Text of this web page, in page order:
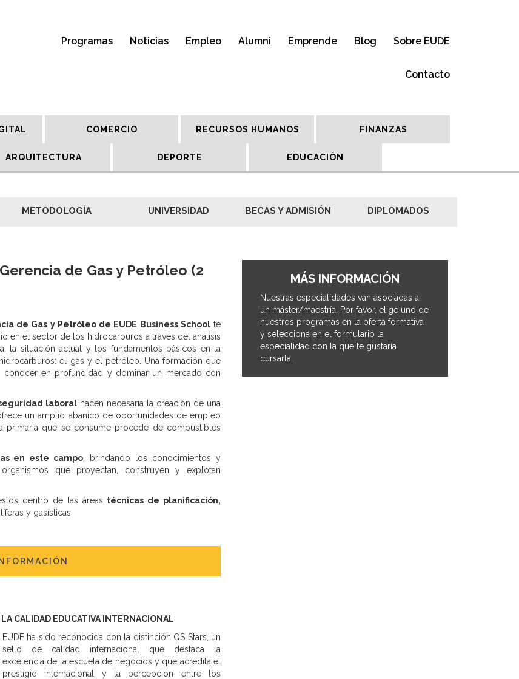
Programas Noticias Empleo Alumni Emprende Blog Sobre EUDE
Contacto
COMERCIO RECURSOS HUMANOS FINANZAS
ARQUITECTURA DEPORTE EDUCACIÓN
METODOLOGÍA UNIVERSIDAD BECAS Y ADMISIÓN DIPLOMADOS
de Gas y Petróleo (2
de Gas y Petróleo de EUDE Business Schoolte
en el sector de los hidrocarburos a través del análisis
la situación actual y los fundamentos básicos en la
el gas y el petróleo. Una formación que
en profundidad y dominar un mercado con
laboralhacen necesaria la creación de una
un amplio abanico de oportunidades de empleo
primaria que se consume procede de combustibles
en este campo , brindando los conocimientos y
que proyectan, construyen y explotan
dentro de las áreas técnicas de planificación,
y gasísticas
CALIDAD EDUCATIVA INTERNACIONAL
EUDE ha sido reconocida con la distinción QS Stars, un
sello de calidad internacional que destaca la
excelencia de la escuela de negocios y que acredita el
prestigio internacional y la percepción entre los
MÁS INFORMACIÓN
Nuestras especialidades van asociadas a
un máster/maestría. Por favor, elige uno de
nuestros programas en la oferta formativa
y selecciona en el formulario la
especialidad con la que te gustaría
cursarla.